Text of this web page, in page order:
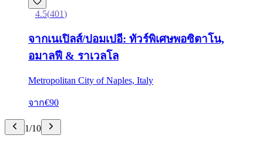
4.5(401)
จากเนเปิลส์/ปอมเปอี: ทัวร์พิเศษพอซิตาโน,
อมาลฟี & ราเวลโล
Metropolitan City of Naples, Italy
จาก€90
1/10